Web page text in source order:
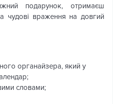
подарунок, отримаєш
чудові враження на довгий
органайзера, який у
словами;